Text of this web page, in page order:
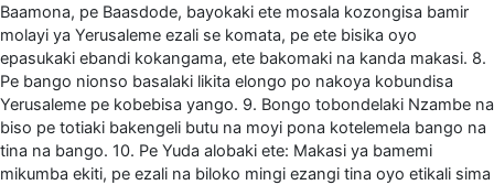
Baamona, pe Baasdode, bayokaki ete mosala kozongisa bamir
molayi ya Yerusaleme ezali se komata, pe ete bisika oyo
epasukaki ebandi kokangama, ete bakomaki na kanda makasi. 8.
Pe bango nionso basalaki likita elongo po nakoya kobundisa
Yerusaleme pe kobebisa yango. 9. Bongo tobondelaki Nzambe na
biso pe totiaki bakengeli butu na moyi pona kotelemela bango na
tina na bango. 10. Pe Yuda alobaki ete: Makasi ya bamemi
mikumba ekiti, pe ezali na biloko mingi ezangi tina oyo etikali sima